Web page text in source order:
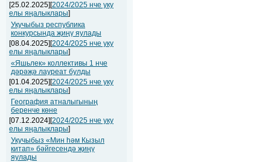
[25.02.2025][2024/2025 нче уку
елы яңалыклары]
Укучыбыз республика
конкурсында җиңү яулады
[08.04.2025][2024/2025 нче уку
елы яңалыклары]
«Яшьлек» коллективы 1 нче
дәрәҗә лауреат булды
[01.04.2025][2024/2025 нче уку
елы яңалыклары]
География атналыгының
беренче көне
[07.12.2024][2024/2025 нче уку
елы яңалыклары]
Укучыбыз «Мин һәм Кызыл
китап» бәйгесендә җиңү
яулады